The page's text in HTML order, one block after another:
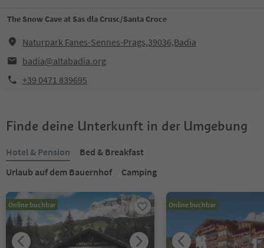
The Snow Cave at Sas dla Crusc/Santa Croce
Naturpark Fanes-Sennes-Prags,39036,Badia
badia@altabadia.org
+39 0471 839695
Finde deine Unterkunft in der Umgebung
Hotel & Pension
Bed & Breakfast
Urlaub auf dem Bauernhof
Camping
Online buchbar Online buchbar